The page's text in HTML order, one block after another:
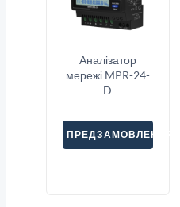
Аналізатор
мережі MPR-24-
D
ПРЕДЗАМОВЛЕННЯ